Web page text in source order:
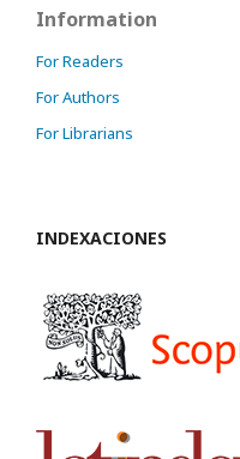
Information
For Readers
For Authors
For Librarians
INDEXACIONES